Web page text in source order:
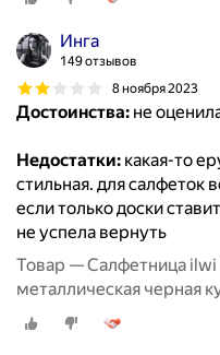
Инга
149 отзывов
8 ноября 2023
Достоинства: не
Недостатки: какая-то
стильная. для салфеток
если только доски
не успела вернуть
Товар — Салфетница ilwi
металлическая черная
держатель для